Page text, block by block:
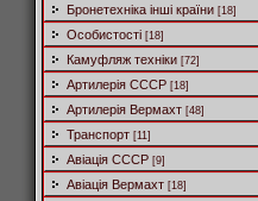
Бронетехніка інші країни [18]
Особистості [18]
Камуфляж техніки [72]
Артилерія СССР [18]
Артилерія Вермахт [48]
Транспорт [11]
Авіація СССР [9]
Авіація Вермахт [18]